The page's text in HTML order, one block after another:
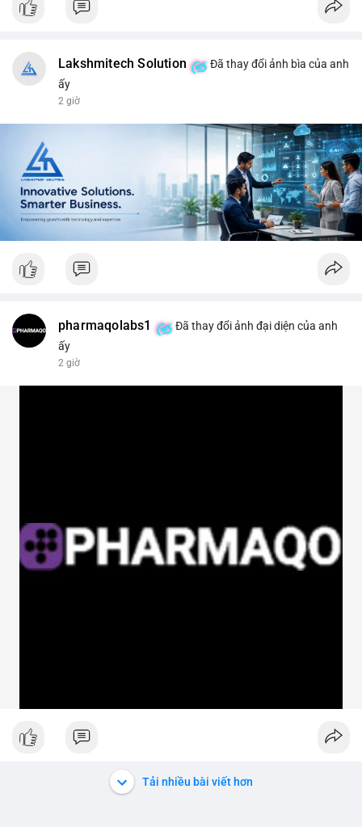
phiếu kho bạc và chỉ số USD có giảm hay không.
$btc
📰 Nguồn: CoinDesk
Lakshmitech Solution
Đã thay đổi ảnh bìa của anh
ấy
2 giờ
pharmaqolabs1
Đã thay đổi ảnh đại diện của anh
ấy
2 giờ
Tải nhiều bài viết hơn